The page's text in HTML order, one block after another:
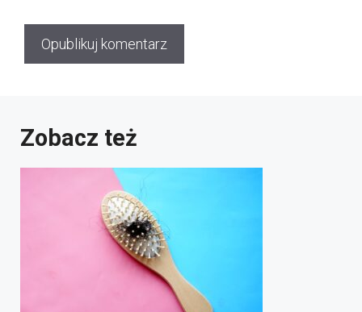
Zobacz też